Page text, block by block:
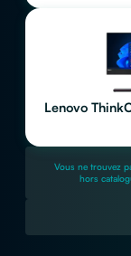
Lenovo
Vous ne trouvez
hors